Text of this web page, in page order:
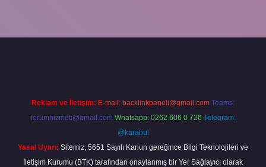
Reklam ve İletişim: E-mail: backlinkpaneli@gmail.com Teams:
forumhizmeti@gmail.com Whatsapp: 0262 606 0 726 Telegram:
@karabul
Yasal Uyarı: Sitemiz, 5651 Sayılı Kanun gereğince Bilgi Teknolojileri ve
İletişim Kurumu (BTK) tarafından onaylanmış bir Yer Sağlayıcı olarak